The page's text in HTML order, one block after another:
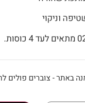
וניקוי